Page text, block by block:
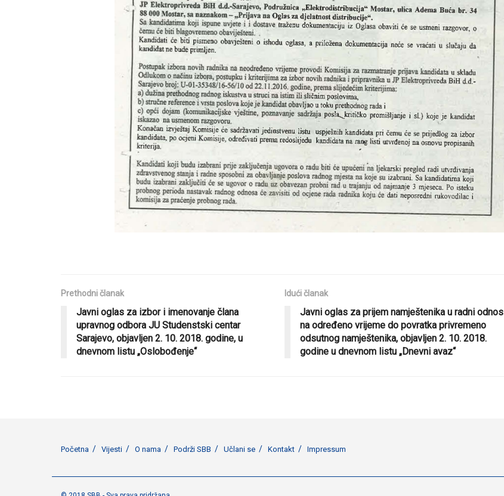
Prethodni članak
Javni oglas za izbor i imenovanje člana
upravnog odbora JU Studenstski centar
Sarajevo, objavljen 2. 10. 2018. godine, u
dnevnom listu „Oslobođenje“
Idući članak
Javni oglas za prijem namještenika u radni odnos
na određeno vrijeme do povratka privremeno
odsutnog namještenika, objavljen 2. 10. 2018.
godine u dnevnom listu „Dnevni avaz“
Početna Vijesti O nama Podrži SBB Učlani se Kontakt Impressum